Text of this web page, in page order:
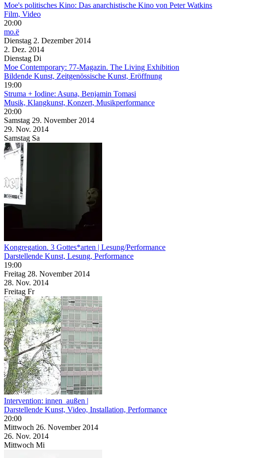
Moe's politisches Kino: Das anarchistische Kino von Peter Watkins
Film, Video
20:00
mo.ë
Dienstag 2. Dezember 2014
2. Dez. 2014
Dienstag Di
Moe Contemporary: 77-Magazin. The Living Exhibition
Bildende Kunst, Zeitgenössische Kunst, Eröffnung
19:00
Struma + Iodine: Asuna, Benjamin Tomasi
Musik, Klangkunst, Konzert, Musikperformance
20:00
Samstag 29. November 2014
29. Nov. 2014
Samstag Sa
Kongregation. 3 Gottes*arten | Lesung/Performance
Darstellende Kunst, Lesung, Performance
19:00
Freitag 28. November 2014
28. Nov. 2014
Freitag Fr
Intervention: innen_außen |
Darstellende Kunst, Video, Installation, Performance
20:00
Mittwoch 26. November 2014
26. Nov. 2014
Mittwoch Mi